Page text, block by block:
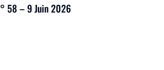
58 – 9 Juin 2026